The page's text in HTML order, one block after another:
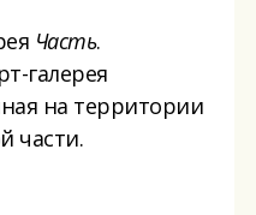
Часть.
галерея
на территории
части.